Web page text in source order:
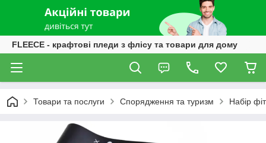
FLEECE - крафтові пледи з флісу та товари для дому
Товари та послуги Спорядження та туризм Набір